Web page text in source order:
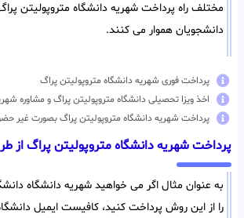
مختلف راه پرداخت شهریه دانشگاه متروپولیتن
دانشجویان هموار می کنند.
پرداخت فوری شهریه دانشگاه متروپولیتن پراگ
اخذ ویزا تحصیلی دانشگاه متروپولیتن پراگ و مشاوره
پرداخت شهریه دانشگاه متروپولیتن پراگ بصورت غیر
پرداخت شهریه دانشگاه متروپولیتن پراگ از
به عنوان مثال اگر می خواهید شهریه دانشگاه
را از این روش پرداخت کنید، کافیست ایمیل